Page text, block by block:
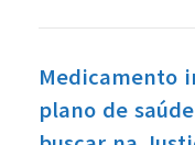
Medicamento
plano de